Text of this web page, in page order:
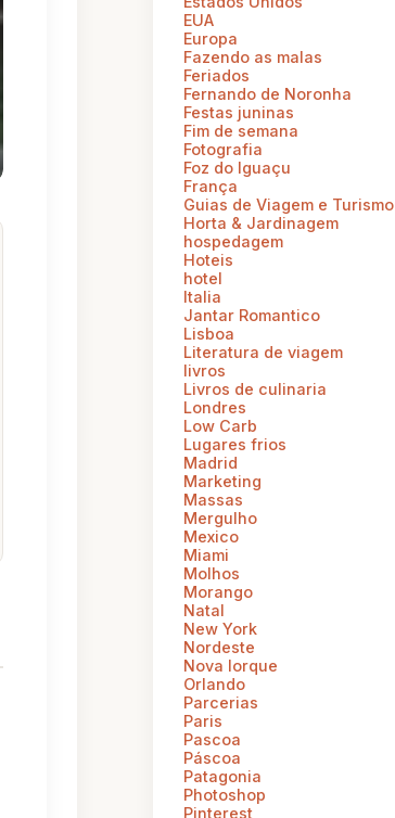
EUA
Europa
Fazendo as malas
Feriados
Fernando de Noronha
Festas juninas
Fim de semana
Fotografia
Foz do Iguaçu
França
Guias de Viagem e Turismo
Horta & Jardinagem
hospedagem
Hoteis
hotel
Italia
Jantar Romantico
Lisboa
Literatura de viagem
livros
Livros de culinaria
Londres
Low Carb
Lugares frios
Madrid
Marketing
Massas
Mergulho
Mexico
Miami
Molhos
Morango
Natal
New York
Nordeste
Nova Iorque
Orlando
Parcerias
Paris
Pascoa
Páscoa
Patagonia
Photoshop
Pinterest